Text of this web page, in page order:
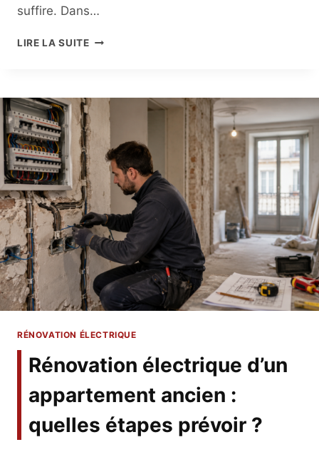
suffire. Dans…
LIRE LA SUITEFAUT-
L’ÉLECTRICITÉ
D’UN
LOGEMENT
ANCIEN
?
RÉNOVATION ÉLECTRIQUE
Rénovation électrique d’un
appartement ancien :
quelles étapes prévoir ?